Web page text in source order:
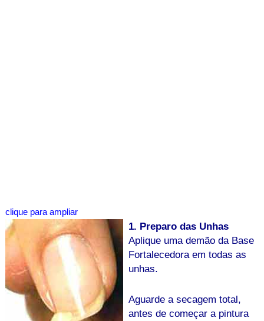
clique para ampliar
1. Preparo das Unhas
Aplique uma demão da Base
Fortalecedora em todas as
unhas.
Aguarde a secagem total,
antes de começar a pintura